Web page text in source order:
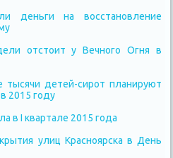
деньги на восстановление
отстоит у Вечного Огня в
тысячи детей-сирот планируют
2015 году
в I квартале 2015 года
улиц Красноярска в День